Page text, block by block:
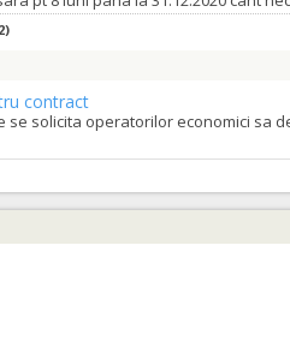
contract
solicita operatorilor economici sa